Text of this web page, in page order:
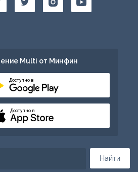
Найти
Multi от Минфин
Доступно в
Доступно в